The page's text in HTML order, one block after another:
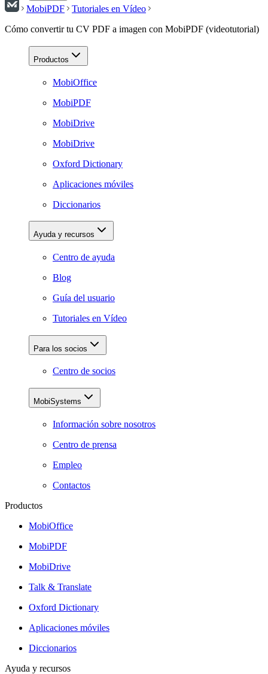
MobiPDF
Tutoriales en Vídeo
Cómo convertir tu CV PDF a imagen con MobiPDF (videotutorial)
Productos
MobiOffice
MobiPDF
MobiDrive
MobiDrive
Oxford Dictionary
Aplicaciones móviles
Diccionarios
Ayuda y recursos
Centro de ayuda
Blog
Guía del usuario
Tutoriales en Vídeo
Para los socios
Centro de socios
MobiSystems
Información sobre nosotros
Centro de prensa
Empleo
Contactos
Productos
MobiOffice
MobiPDF
MobiDrive
Talk & Translate
Oxford Dictionary
Aplicaciones móviles
Diccionarios
Ayuda y recursos